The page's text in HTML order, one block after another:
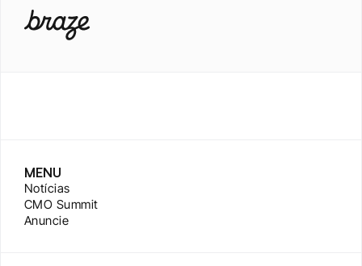
MENU
Notícias
CMO Summit
Anuncie